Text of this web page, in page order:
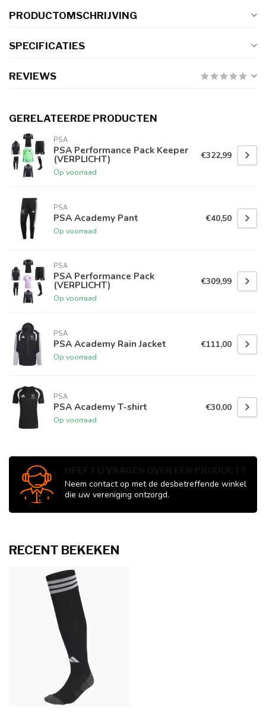
PRODUCTOMSCHRIJVING
SPECIFICATIES
REVIEWS
GERELATEERDE PRODUCTEN
PSA
PSA Performance Pack Keeper
(VERPLICHT)
Op voorraad
€322,99
PSA
PSA Academy Pant
Op voorraad
€40,50
PSA
PSA Performance Pack
(VERPLICHT)
Op voorraad
€309,99
PSA
PSA Academy Rain Jacket
Op voorraad
€111,00
PSA
PSA Academy T-shirt
Op voorraad
€30,00
Neem contact op met de desbetreffende winkel
die uw vereniging ontzorgd.
RECENT BEKEKEN